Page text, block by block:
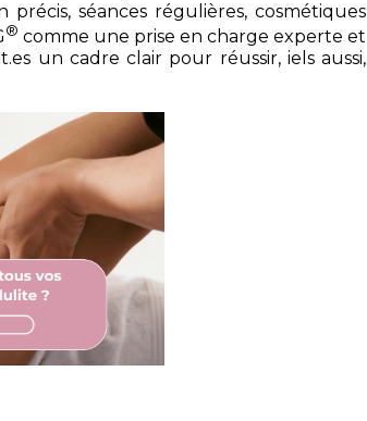
séances régulières, cosmétiques
® comme une prise en charge experte et
un cadre clair pour réussir, iels aussi,